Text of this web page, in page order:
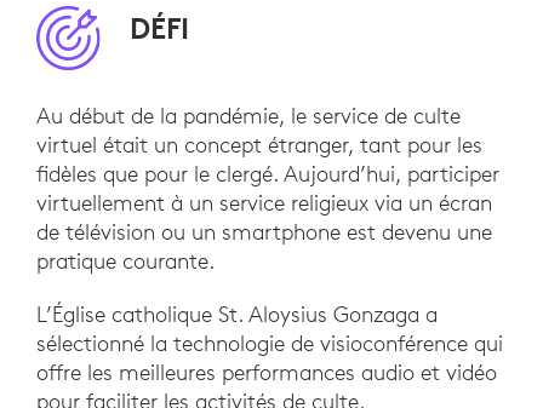
DÉFI
Au début de la pandémie, le service de culte
virtuel était un concept étranger, tant pour les
fidèles que pour le clergé. Aujourd’hui, participer
virtuellement à un service religieux via un écran
de télévision ou un smartphone est devenu une
pratique courante.
L’Église catholique St. Aloysius Gonzaga a
sélectionné la technologie de visioconférence qui
offre les meilleures performances audio et vidéo
pour faciliter les activités de culte.